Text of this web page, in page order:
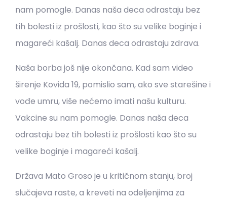
nam pomogle. Danas naša deca odrastaju bez
tih bolesti iz prošlosti, kao što su velike boginje i
magareći kašalj. Danas deca odrastaju zdrava.
Naša borba još nije okončana. Kad sam video
širenje Kovida 19, pomislio sam, ako sve starešine i
vođe umru, više nećemo imati našu kulturu.
Vakcine su nam pomogle. Danas naša deca
odrastaju bez tih bolesti iz prošlosti kao što su
velike boginje i magareći kašalj.
Država Mato Groso je u kritičnom stanju, broj
slučajeva raste, a kreveti na odeljenjima za